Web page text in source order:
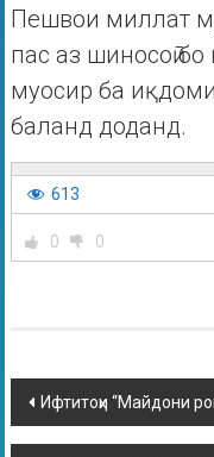
Пешвои миллат
пас аз шиносоӣ
муосир ба
баланд доданд.
613
0 0
Ифтитоҳи “Майдони